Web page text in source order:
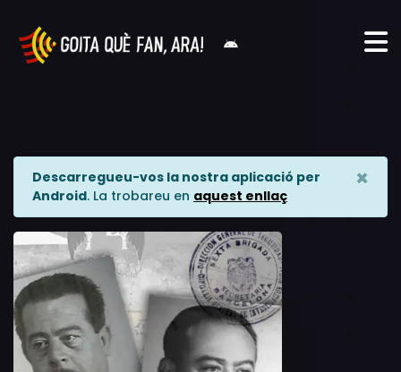
Descarregueu-vos la nostra aplicació per
Android. La trobareu en aquest enllaç
×